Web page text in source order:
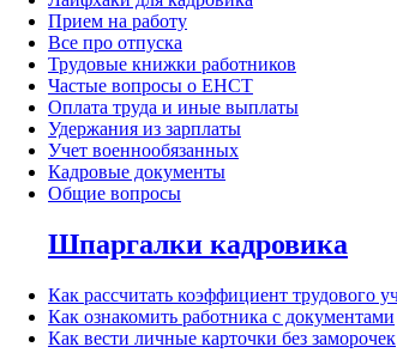
Прием на работу
Все про отпуска
Трудовые книжки работников
Частые вопросы о ЕНСТ
Оплата труда и иные выплаты
Удержания из зарплаты
Учет военнообязанных
Кадровые документы
Общие вопросы
Шпаргалки кадровика
Как рассчитать коэффициент трудового
Как ознакомить работника с документами
Как вести личные карточки без заморочек